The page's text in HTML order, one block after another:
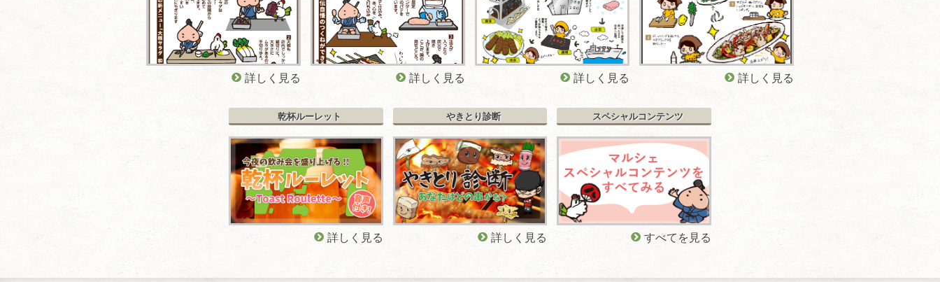
詳しく見る 詳しく見る 詳しく見る 詳しく見る
乾杯ルーレット
詳しく見る
やきとり診断
詳しく見る
スペシャルコンテンツ
すべてを見る